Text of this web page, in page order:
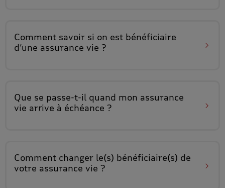
Comment savoir si on est bénéficiaire
d’une assurance vie ?
Que se passe-t-il quand mon assurance
vie arrive à échéance ?
Comment changer le(s) bénéficiaire(s) de
votre assurance vie ?